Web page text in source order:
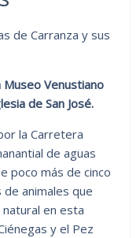
de Carranza y sus
Museo Venustiano
de San José.
la Carretera
de aguas
poco más de cinco
animales que
en esta
y el Pez